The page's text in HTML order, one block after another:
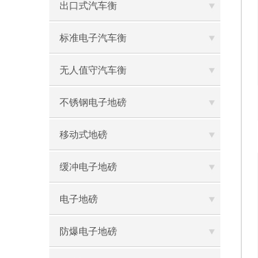
出口式汽车衡
标准电子汽车衡
无人值守汽车衡
不锈钢电子地磅
移动式地磅
缓冲电子地磅
电子地磅
防爆电子地磅